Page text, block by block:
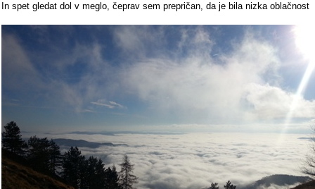
In spet gledat dol v meglo, čeprav sem prepričan, da je bila nizka oblačnost